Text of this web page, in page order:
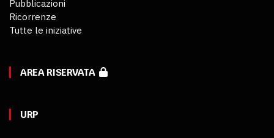
Pubblicazioni
Ricorrenze
Tutte le iniziative
AREA RISERVATA
URP